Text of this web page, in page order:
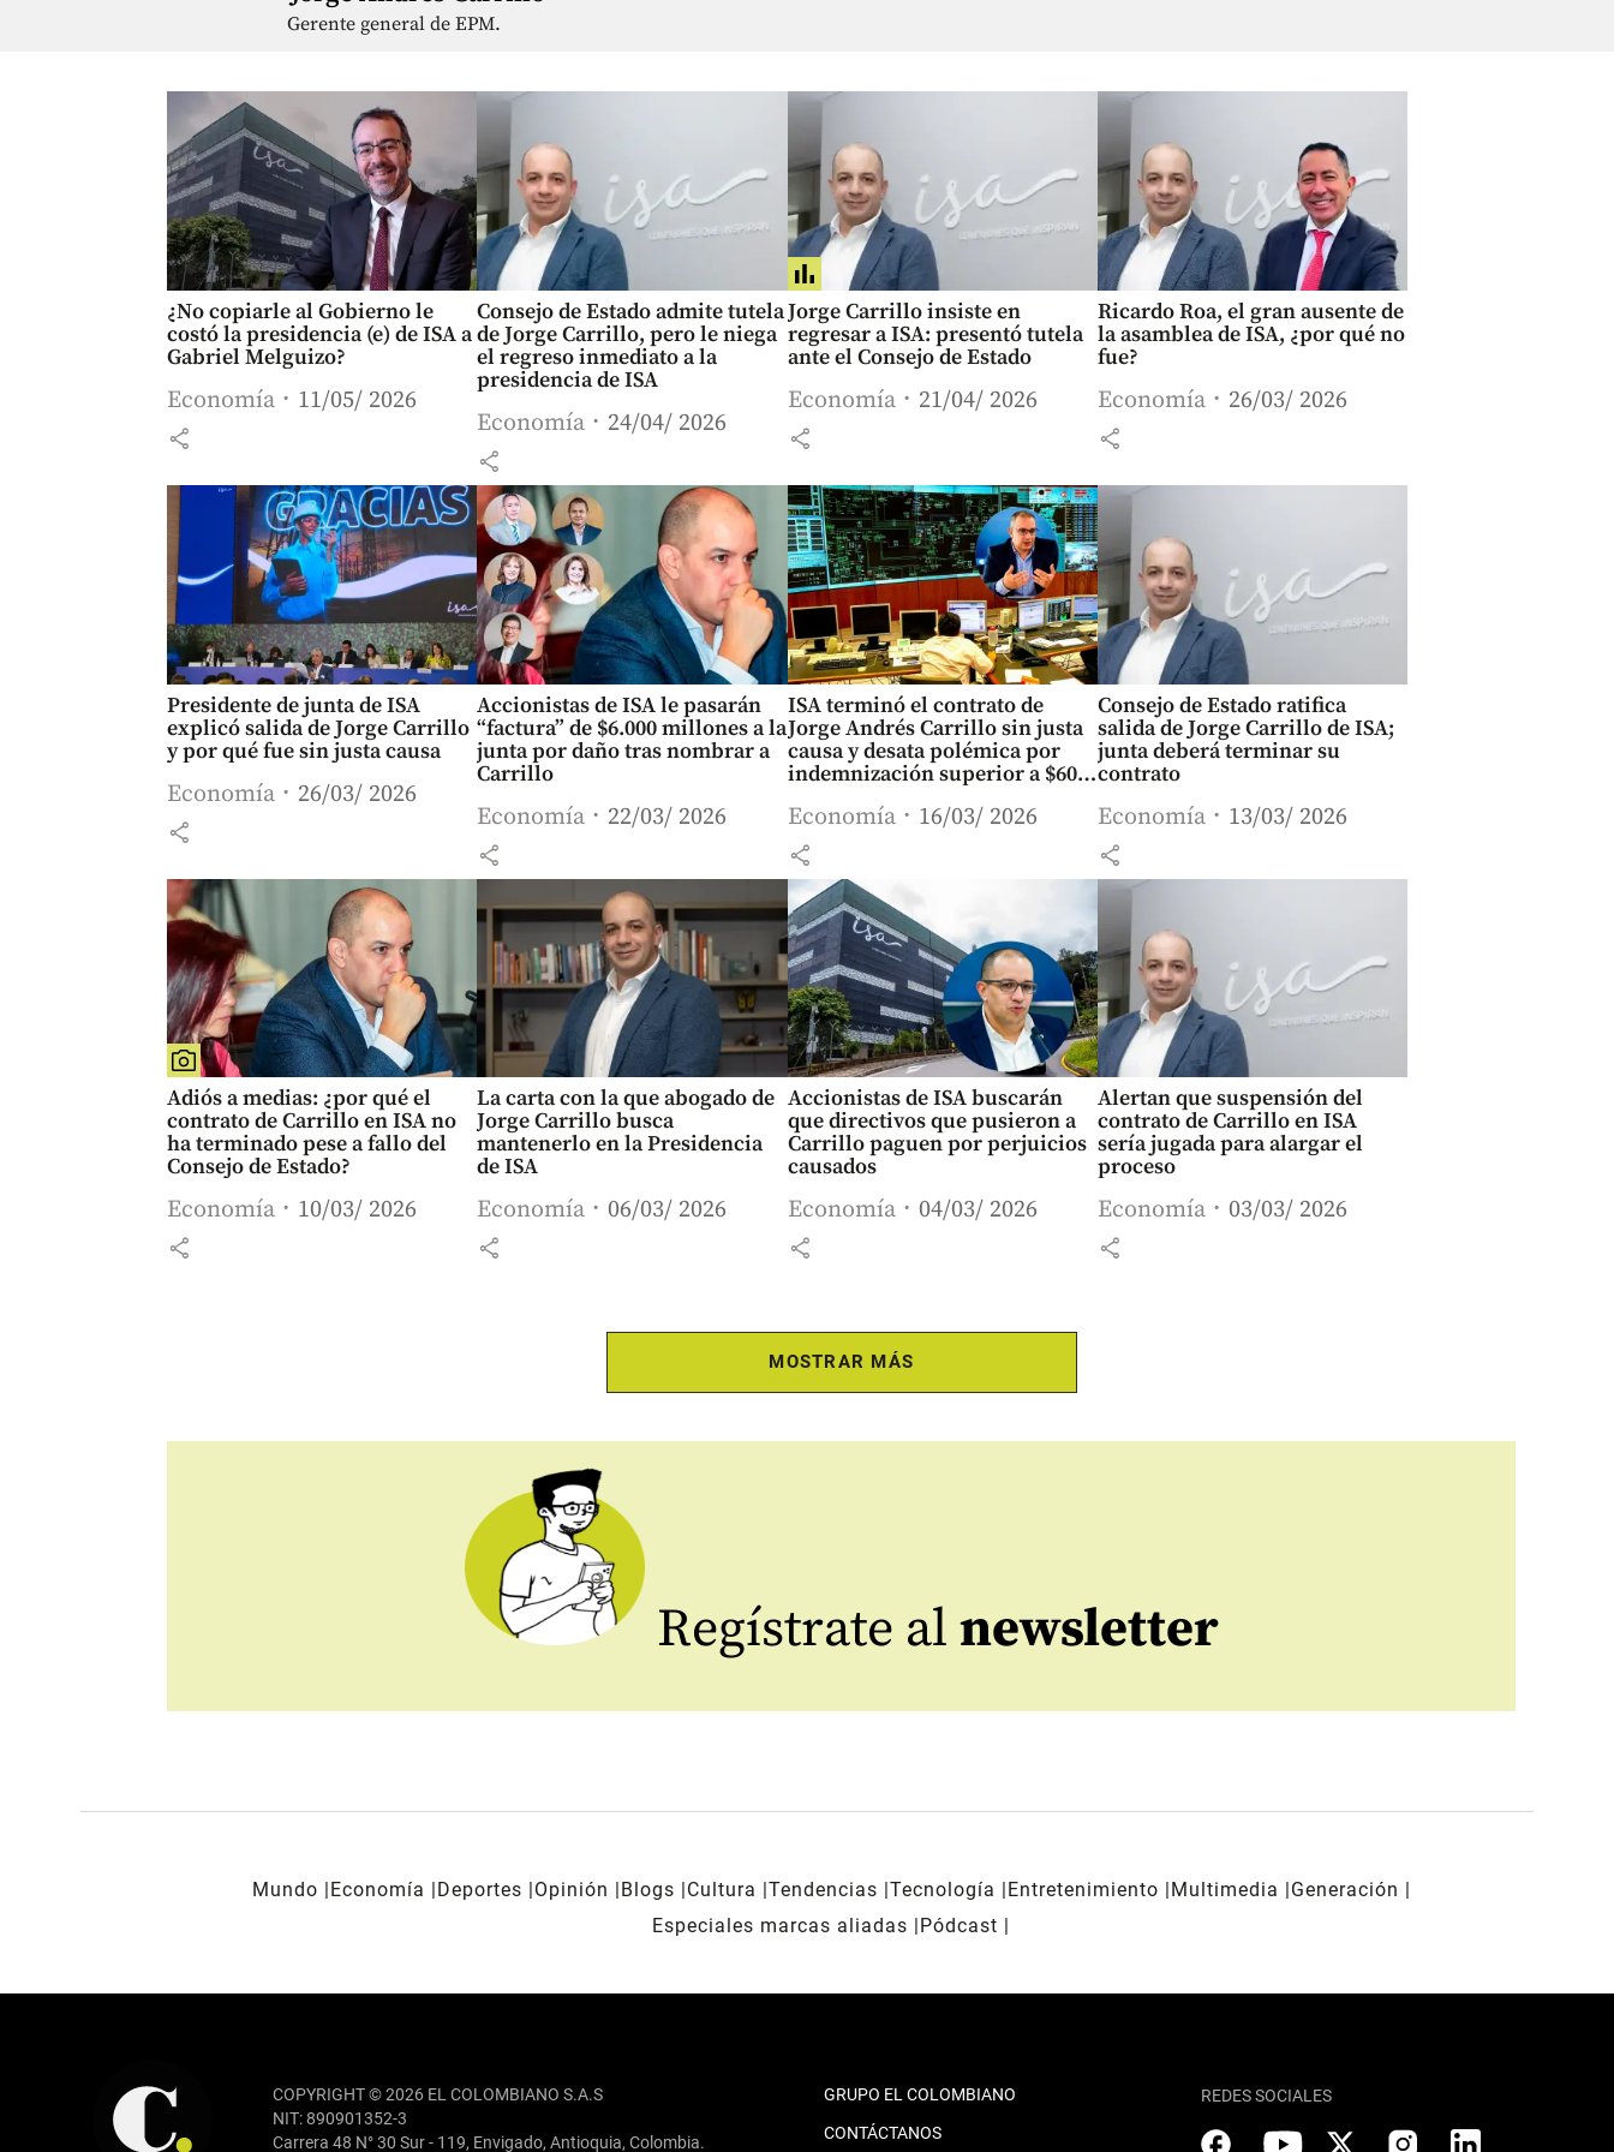
Gerente general de EPM.
¿No copiarle al Gobierno le
costó la presidencia (e) de ISA a
Gabriel Melguizo?
Economía 11/05/ 2026
share
Consejo de Estado admite tutela
de Jorge Carrillo, pero le niega
el regreso inmediato a la
presidencia de ISA
Economía 24/04/ 2026
share
Jorge Carrillo insiste en
regresar a ISA: presentó tutela
ante el Consejo de Estado
Economía 21/04/ 2026
share
Ricardo Roa, el gran ausente de
la asamblea de ISA, ¿por qué no
fue?
Economía 26/03/ 2026
share
Presidente de junta de ISA
explicó salida de Jorge Carrillo
y por qué fue sin justa causa
Economía 26/03/ 2026
share
Accionistas de ISA le pasarán
“factura” de $6.000 millones a la
junta por daño tras nombrar a
Carrillo
Economía 22/03/ 2026
share
ISA terminó el contrato de
Jorge Andrés Carrillo sin justa
causa y desata polémica por
indemnización superior a $600
Economía 16/03/ 2026
share
Consejo de Estado ratifica
salida de Jorge Carrillo de ISA;
junta deberá terminar su
contrato
Economía 13/03/ 2026
share
Adiós a medias: ¿por qué el
contrato de Carrillo en ISA no
ha terminado pese a fallo del
Consejo de Estado?
Economía 10/03/ 2026
share
La carta con la que abogado de
Jorge Carrillo busca
mantenerlo en la Presidencia
de ISA
Economía 06/03/ 2026
share
Accionistas de ISA buscarán
que directivos que pusieron a
Carrillo paguen por perjuicios
causados
Economía 04/03/ 2026
share
Alertan que suspensión del
contrato de Carrillo en ISA
sería jugada para alargar el
proceso
Economía 03/03/ 2026
share
MOSTRAR MÁS
Regístrate alnewsletter
Mundo Economía Deportes Opinión Blogs Cultura Tendencias Tecnología Entretenimiento Multimedia
Generación
Especiales marcas aliadas
Pódcast
COPYRIGHT © 2026 EL COLOMBIANO S.A.S
NIT: 890901352-3
Carrera 48 N° 30 Sur - 119, Envigado, Antioquia, Colombia.
GRUPO EL COLOMBIANO
CONTÁCTANOS
REDES SOCIALES